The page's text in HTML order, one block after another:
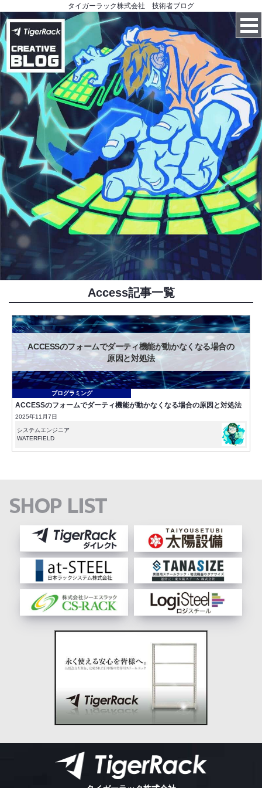
タイガーラック株式会社 技術者ブログ
Access記事一覧
ACCESSのフォームでダーティ機能が動かなくなる場合の
原因と対処法
プログラミング
ACCESSのフォームでダーティ機能が動かなくなる場合の原因と対処法
2025年11月7日
システムエンジニア
WATERFIELD
SHOP LIST